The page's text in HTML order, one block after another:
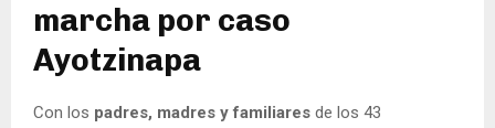
marcha por caso
Ayotzinapa
Con los padres, madres y familiares de los 43